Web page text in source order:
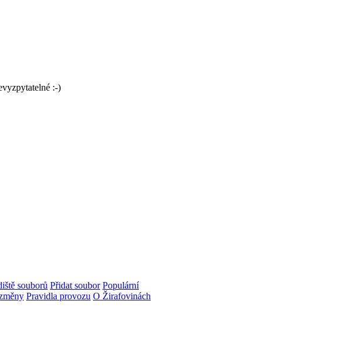
:-)
souborů Přidat soubor Populární
Pravidla provozu O Žirafovinách